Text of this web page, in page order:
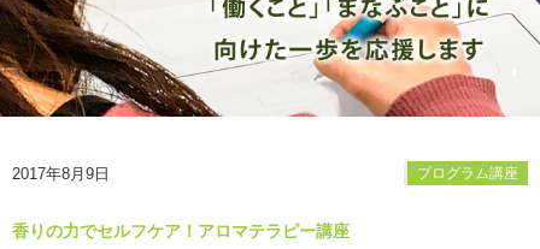
2017年8月9日 プログラム講座
香りの力でセルフケア！アロマテラピー講座